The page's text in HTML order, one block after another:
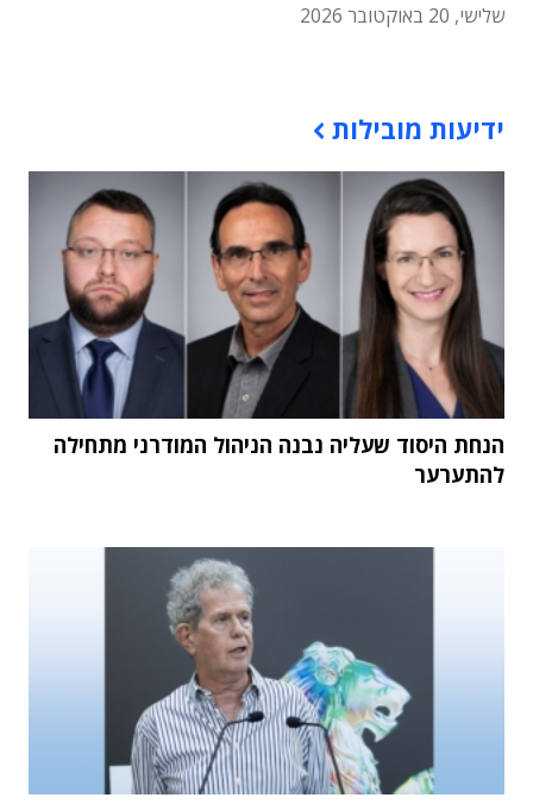
שלישי, 20 באוקטובר 2026
ידיעות מובילות
הנחת היסוד שעליה נבנה הניהול המודרני מתחילה
להתערער